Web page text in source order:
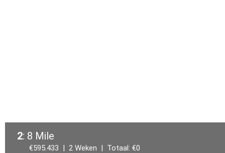
2: 8 Mile
€595.433 | 2 Weken | Totaal: €0